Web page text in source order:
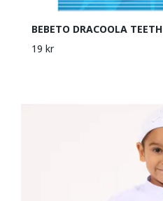
BEBETO DRACOOLA TEETH
19 kr